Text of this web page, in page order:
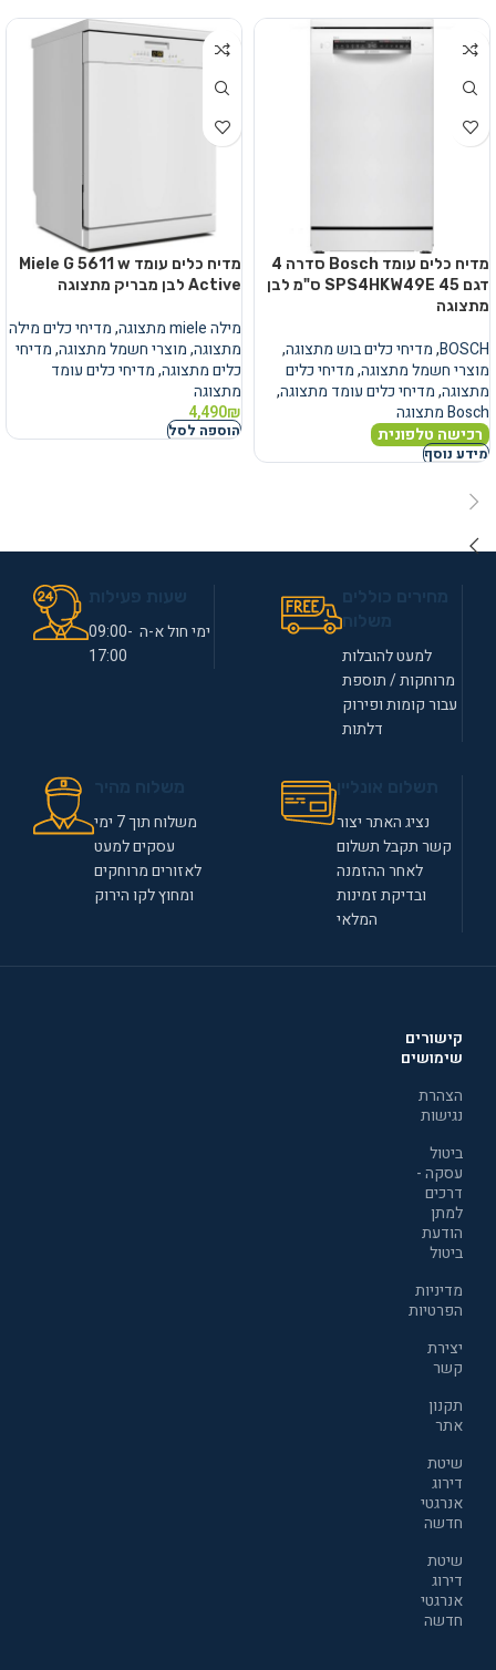
מדיח כלים עומד Bosch סדרה 4
דגם SPS4HKW49E 45 ס"מ לבן
מתצוגה
BOSCH
,מדיחי כלים בוש מתצוגה,
מוצרי חשמל מתצוגה,מדיחי כלים
מתצוגה,מדיחי כלים עומד מתצוגה,
Bosch מתצוגה
רכישה טלפונית
מידע נוסף
מדיח כלים עומד Miele G 5611 w
Active לבן מבריק מתצוגה
מילה miele מתצוגה ,מדיחי כלים מילה
מתצוגה,מוצרי חשמל מתצוגה,מדיחי
כלים מתצוגה,מדיחי כלים עומד
מתצוגה
4,490₪
הוספה לסל
למעט להובלות
מרוחקות / תוספת
עבור קומות ופירוק
דלתות
ימי חול א-ה 09:00-
17:00
נציג האתר יצור
קשר תקבל תשלום
לאחר ההזמנה
ובדיקת זמינות
המלאי
משלוח תוך 7 ימי
עסקים למעט
לאזורים מרוחקים
ומחוץ לקו הירוק
קישורים
שימושים
הצהרת
נגישות
ביטול
עסקה -
דרכים
למתן
הודעת
ביטול
מדיניות
הפרטיות
יצירת
קשר
תקנון
אתר
שיטת
דירוג
אנרגטי
חדשה
שיטת
דירוג
אנרגטי
חדשה